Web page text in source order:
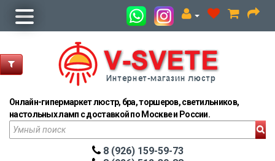
Онлайн-гипермаркет люстр, бра, торшеров, светильников,
настольных ламп с доставкой по Москве и России.
8 (926) 159-59-73